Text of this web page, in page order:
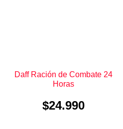
Daff Ración de Combate 24
Horas
$24.990